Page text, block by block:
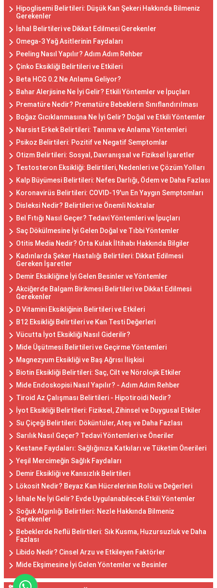
Hipoglisemi Belirtileri: Düşük Kan Şekeri Hakkında Bilmeniz
Gerekenler
İshal Belirtileri ve Dikkat Edilmesi Gerekenler
Omega-3 Yağ Asitlerinin Faydaları
Peeling Nasıl Yapılır? Adım Adım Rehber
Çinko Eksikliği Belirtileri ve Etkileri
Beta HCG 0.2 Ne Anlama Geliyor?
Bahar Alerjisine Ne İyi Gelir? Etkili Yöntemler ve İpuçları
Prematüre Nedir? Prematüre Bebeklerin Sınıflandırılması
Boğaz Gıcıklanmasına Ne İyi Gelir? Doğal ve Etkili Yöntemler
Narsist Erkek Belirtileri: Tanıma ve Anlama Yöntemleri
Psikoz Belirtileri: Pozitif ve Negatif Semptomlar
Otizm Belirtileri: Sosyal, Davranışsal ve Fiziksel İşaretler
Testosteron Eksikliği: Belirtileri, Nedenleri ve Çözüm Yolları
Kalp Büyümesi Belirtileri: Nefes Darlığı, Ödem ve Daha Fazlası
Koronavirüs Belirtileri: COVID-19'un En Yaygın Semptomları
Disleksi Nedir? Belirtileri ve Önemli Noktalar
Bel Fıtığı Nasıl Geçer? Tedavi Yöntemleri ve İpuçları
Saç Dökülmesine İyi Gelen Doğal ve Tıbbi Yöntemler
Otitis Media Nedir? Orta Kulak İltihabı Hakkında Bilgiler
Kadınlarda Şeker Hastalığı Belirtileri: Dikkat Edilmesi
Gereken İşaretler
Demir Eksikliğine İyi Gelen Besinler ve Yöntemler
Akciğerde Balgam Birikmesi Belirtileri ve Dikkat Edilmesi
Gerekenler
D Vitamini Eksikliğinin Belirtileri ve Etkileri
B12 Eksikliği Belirtileri ve Kan Testi Değerleri
Vücutta İyot Eksikliği Nasıl Giderilir?
Mide Üşütmesi Belirtileri ve Geçirme Yöntemleri
Magnezyum Eksikliği ve Baş Ağrısı İlişkisi
Biotin Eksikliği Belirtileri: Saç, Cilt ve Nörolojik Etkiler
Mide Endoskopisi Nasıl Yapılır? - Adım Adım Rehber
Tiroid Az Çalışması Belirtileri - Hipotiroidi Nedir?
İyot Eksikliği Belirtileri: Fiziksel, Zihinsel ve Duygusal Etkiler
Su Çiçeği Belirtileri: Döküntüler, Ateş ve Daha Fazlası
Sarılık Nasıl Geçer? Tedavi Yöntemleri ve Öneriler
Kestane Faydaları: Sağlığınıza Katkıları ve Tüketim Önerileri
Yeşil Mercimeğin Sağlık Faydaları
Demir Eksikliği ve Kansızlık Belirtileri
Lökosit Nedir? Beyaz Kan Hücrelerinin Rolü ve Değerleri
İshale Ne İyi Gelir? Evde Uygulanabilecek Etkili Yöntemler
Soğuk Algınlığı Belirtileri: Nezle Hakkında Bilmeniz
Gerekenler
Bebeklerde Reflü Belirtileri: Sık Kusma, Huzursuzluk ve Daha
Fazlası
Libido Nedir? Cinsel Arzu ve Etkileyen Faktörler
Mide Ekşimesine İyi Gelen Yöntemler ve Besinler